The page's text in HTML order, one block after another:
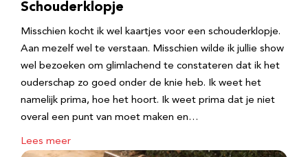
Schouderklopje
Misschien kocht ik wel kaartjes voor een schouderklopje.
Aan mezelf wel te verstaan. Misschien wilde ik jullie show
wel bezoeken om glimlachend te constateren dat ik het
ouderschap zo goed onder de knie heb. Ik weet het
namelijk prima, hoe het hoort. Ik weet prima dat je niet
overal een punt van moet maken en…
Lees meer